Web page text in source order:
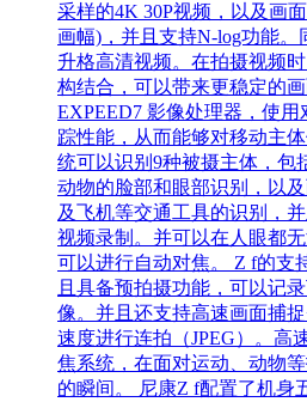
采样的4K 30P视频，以及画
画幅)，并且支持N-log功能。
升格高清视频。在拍摄视频
构结合，可以带来更稳定的
EXPEED7 影像处理器，使
踪性能，从而能够对移动主
统可以识别9种被摄主体，包
动物的脸部和眼部识别，以
及飞机等交通工具的识别，
视频录制。并可以在人眼都
可以进行自动对焦。 Z f的支
且具备预拍摄功能，可以记
像。并且还支持高速画面捕
速度进行连拍（JPEG）。高
焦系统，在面对运动、动物
的瞬间。 尼康Z f配置了机身